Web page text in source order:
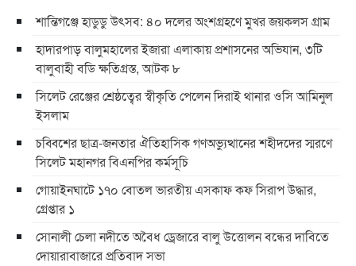
শান্তিগঞ্জে হাডুডু উৎসব: ৪০ দলের অংশগ্রহণে মুখর জয়কলস গ্রাম
হাদারপাড় বালুমহালের ইজারা এলাকায় প্রশাসনের অভিযান, ৩টি
বালুবাহী বডি ক্ষতিগ্রস্ত, আটক ৮
সিলেট রেঞ্জের শ্রেষ্ঠত্বের স্বীকৃতি পেলেন দিরাই থানার ওসি আমিনুল
ইসলাম
চব্বিশের ছাত্র-জনতার ঐতিহাসিক গণঅভ্যুত্থানের শহীদদের স্মরণে
সিলেট মহানগর বিএনপির কর্মসূচি
গোয়াইনঘাটে ১৭০ বোতল ভারতীয় এসকাফ কফ সিরাপ উদ্ধার,
গ্রেপ্তার ১
সোনালী চেলা নদীতে অবৈধ ড্রেজারে বালু উত্তোলন বন্ধের দাবিতে
দোয়ারাবাজারে প্রতিবাদ সভা